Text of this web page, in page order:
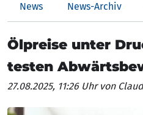
News News-Archiv
Ölpreise unter
testen
27.08.2025, 11:26 Uhrvon